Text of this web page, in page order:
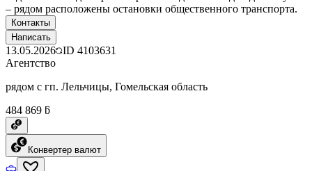
– рядом расположены остановки общественного транспорта.
Контакты
Написать
13.05.2026 ID 4103631
Агентство
рядом с гп. Лельчицы, Гомельская область
484 869 ƃ
Конвертер валют